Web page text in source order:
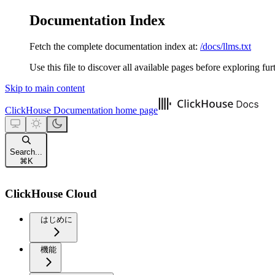
Documentation Index
Fetch the complete documentation index at: /docs/llms.txt
Use this file to discover all available pages before exploring
Skip to main content
ClickHouse Documentation home page
Search...
⌘ K
ClickHouse Cloud
はじめに
機能